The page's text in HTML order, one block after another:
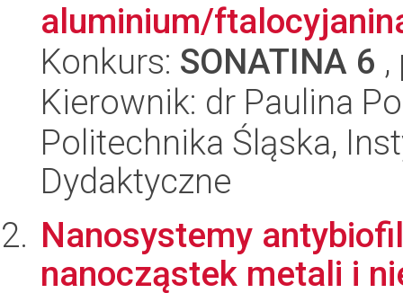
aluminium/
Konkurs: SONATINA 6
Kierownik: dr Paulina
Politechnika Śląska,
Dydaktyczne
Nanosystemy
nanocząstek metali i